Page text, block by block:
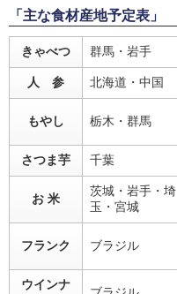
「主な食材産地予定表」
きゃべつ 群馬・岩手
人 参 北海道・中国
もやし 栃木・群馬
さつま芋 千葉
お 米
茨城・岩手・埼
玉・宮城
フランク ブラジル
ウインナ